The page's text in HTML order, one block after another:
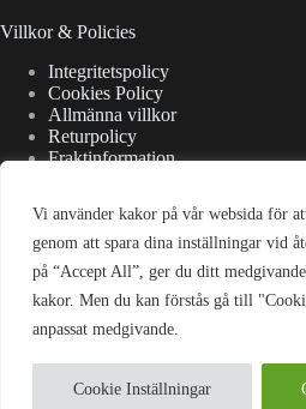
Vi använder kakor på vår websida för
genom att spara dina inställningar vid
på “Accept All”, ger du ditt
kakor. Men du kan förstås gå till
anpassat medgivande.
Cookie Inställningar
Villkor & Policies
Integritetspolicy
Cookies Policy
Allmänna villkor
Returpolicy
Fraktinformation
Kontaktuppgifter
Adress:
Strandsjövägen 7, 475